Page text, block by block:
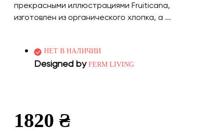
прекрасными иллюстрациями Fruiticana,
изготовлен из органического хлопка, а ...
НЕТ В НАЛИЧИИ
Designed by FERM LIVING
1820 ₴